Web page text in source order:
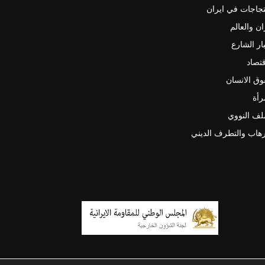
في ايران
والعالم
الشارع
الانسان
النووي
والتطرف الديني